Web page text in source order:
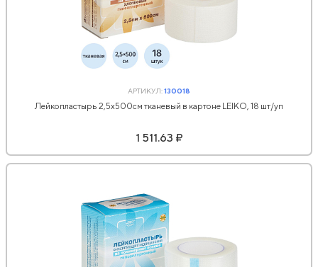
АРТИКУЛ:130018
Лейкопластырь 2,5х500см тканевый в картоне LEIKO, 18 шт/уп
1 511.63 ₽